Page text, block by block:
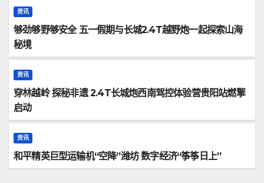
资讯
够劲够野够安全 五一假期与长城2.4T越野炮一起探索山海
秘境
资讯
穿林越岭 探秘非遗 2.4T长城炮西南驾控体验营贵阳站燃擎
启动
资讯
和平精英巨型运输机“空降”潍坊 数字经济“筝筝日上”